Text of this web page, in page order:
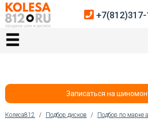
Главная
Автосервис
Записаться на
Колеса812 / Подбор дисков / Подбор по марке